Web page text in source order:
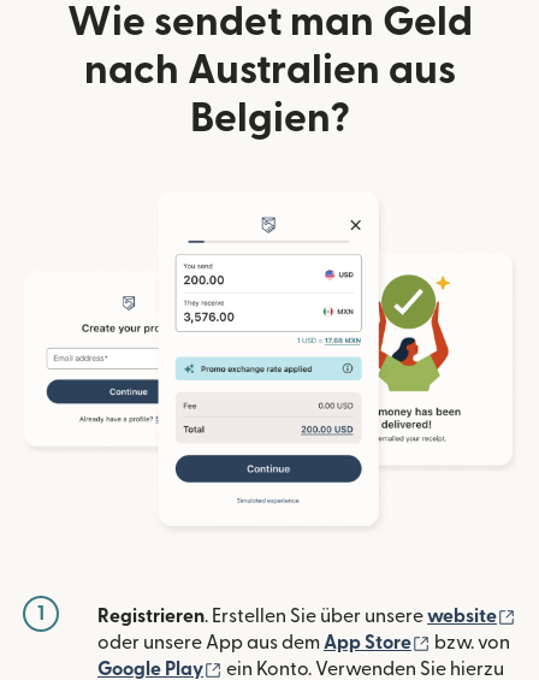
Wie sendet man Geld
nach Australien aus
Belgien?
1 Registrieren. Erstellen Sie über unserewebsite
oder unsere App aus dem App Store (wird in
bzw. von
Google Play
(wird in einem neuen Fenster
ein Konto. Verwenden Sie hierzu